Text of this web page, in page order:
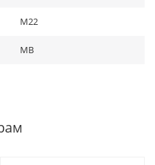
M22
MB